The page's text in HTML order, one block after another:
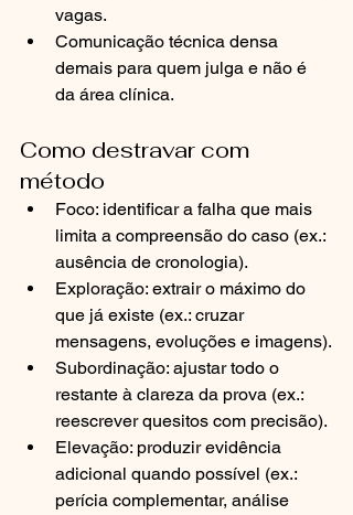
vagas.
Comunicação técnica densa
demais para quem julga e não é
da área clínica.
Como destravar com
método
Foco: identificar a falha que mais
limita a compreensão do caso (ex.:
ausência de cronologia).
Exploração: extrair o máximo do
que já existe (ex.: cruzar
mensagens, evoluções e imagens).
Subordinação: ajustar todo o
restante à clareza da prova (ex.:
reescrever quesitos com precisão).
Elevação: produzir evidência
adicional quando possível (ex.:
perícia complementar, análise